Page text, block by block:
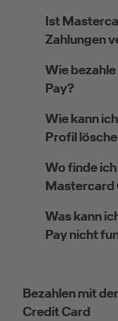
Ist
Zahlungen
Wie
Pay?
Wie kann
Profil
Wo finde
Mastercard
Was kann
Pay nicht
Bezahlen mit
Credit Card